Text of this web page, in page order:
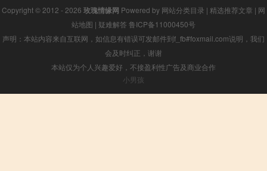
Copyright © 2012 - 2026 玫瑰情缘网 Powered by 网站分类目录 | 精选推荐文章 | 网
站地图 | 疑难解答 鲁ICP备11000450号
声明：本站内容来自互联网，如信息有错误可发邮件到f_fb#foxmail.com说明，我们
会及时纠正，谢谢
本站仅为个人兴趣爱好，不接盈利性广告及商业合作
小男孩